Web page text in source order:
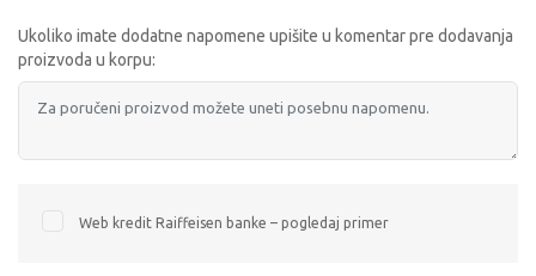
Ukoliko imate dodatne napomene upišite u komentar pre dodavanja
proizvoda u korpu:
Web kredit Raiffeisen banke – pogledaj primer